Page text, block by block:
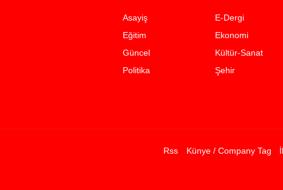
Asayiş
E-Dergi
Eğitim
Ekonomi
Güncel
Kültür-Sanat
Politika
Şehir
Rss Künye / Company Tag